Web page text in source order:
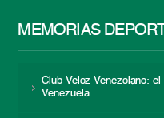
MEMORIAS
Club Veloz Venezolano:
Venezuela